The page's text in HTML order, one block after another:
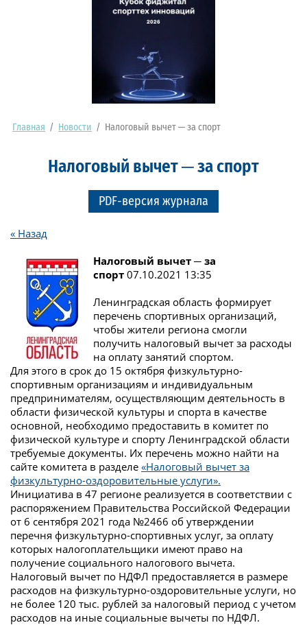
Главная / Новости / Налоговый вычет ─ за спорт
Налоговый вычет ─ за спорт
PDF-версия журнала
« Назад
Налоговый вычет ─ за
спорт 07.10.2021 13:35
Ленинградская область формирует
перечень спортивных организаций,
чтобы жители региона смогли
получить налоговый вычет за расходы
на оплату занятий спортом.
Для этого в срок до 15 октября физкультурно-
спортивным организациям и индивидуальным
предпринимателям, осуществляющим деятельность в
области физической культуры и спорта в качестве
основной, необходимо предоставить в комитет по
физической культуре и спорту Ленинградской области
требуемые документы. Их перечень можно найти на
сайте комитета в разделе «Налоговый вычет за
физкультурно-оздоровительные услуги».
Инициатива в 47 регионе реализуется в соответствии с
распоряжением Правительства Российской Федерации
от 6 сентября 2021 года №2466 об утверждении
перечня физкультурно-спортивных услуг, за оплату
которых налогоплательщики имеют право на
получение социального налогового вычета.
Налоговый вычет по НДФЛ предоставляется в размере
расходов на физкультурно-оздоровительные услуги, но
не более 120 тыс. рублей за налоговый период с учетом
расходов на иные социальные вычеты по НДФЛ.